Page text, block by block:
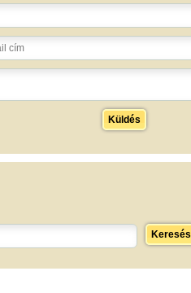
Küldés
Keresés